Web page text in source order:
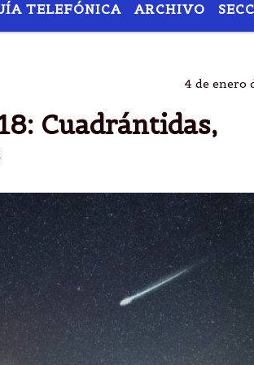
TELEFÓNICA ARCHIVO
4 de enero
Cuadrántidas,